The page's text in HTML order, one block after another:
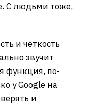
С людьми тоже,
и чёткость
звучит
функция, по-
у Google на
и